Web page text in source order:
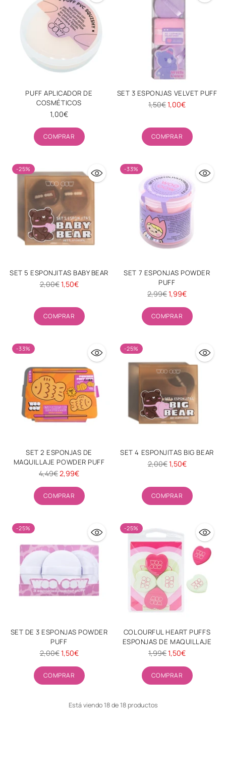
PUFF APLICADOR DE
COSMÉTICOS
1,00€
COMPRAR
Cantidad
SET 3 ESPONJAS VELVET PUFF
Precio
1,50€1,00€
COMPRAR
Cantidad
-25%
SET 5 ESPONJITAS BABY BEAR
Precio
2,00€1,50€
COMPRAR
Cantidad
-33%
SET 7 ESPONJAS POWDER
PUFF
Precio
2,99€1,99€
COMPRAR
Cantidad
-33%
SET 2 ESPONJAS DE
MAQUILLAJE POWDER PUFF
Precio
4,49€2,99€
COMPRAR
Cantidad
-25%
SET 4 ESPONJITAS BIG BEAR
Precio
2,00€1,50€
COMPRAR
Cantidad
-25%
SET DE 3 ESPONJAS POWDER
PUFF
Precio
2,00€1,50€
COMPRAR
Cantidad
-25%
COLOURFUL HEART PUFFS
ESPONJAS DE MAQUILLAJE
Precio
1,99€1,50€
COMPRAR
Cantidad
Está viendo 18 de 18 productos